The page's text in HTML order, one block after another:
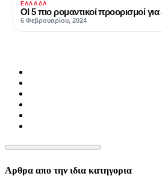
ΕΛΛΆΔΑ
ΟΙ 5 πιο ρομαντικοί προορισμοί
6 Φεβρουαρίου, 2024
Αρθρα απο την ιδια κατηγορια